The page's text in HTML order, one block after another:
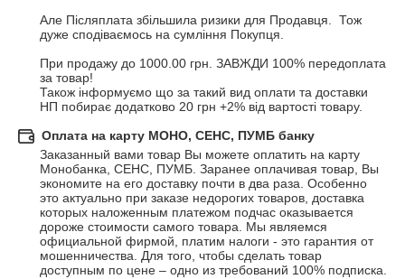
Але Післяплата збільшила ризики для Продавця.  Тож
дуже сподіваємось на сумління Покупця.
При продажу до 1000.00 грн. ЗАВЖДИ 100% передоплата
за товар!
Також інформуємо що за такий вид оплати та доставки
НП побирає додатково 20 грн +2% від вартості товару.
Оплата на карту МОНО, СЕНС, ПУМБ банку
Заказанный вами товар Вы можете оплатить на карту
Монобанка, СЕНС, ПУМБ. Заранее оплачивая товар, Вы
экономите на его доставку почти в два раза. Особенно
это актуально при заказе недорогих товаров, доставка
которых наложенным платежом подчас оказывается
дороже стоимости самого товара. Мы являемся
официальной фирмой, платим налоги - это гарантия от
мошенничества. Для того, чтобы сделать товар
доступным по цене – одно из требований 100% подписка.